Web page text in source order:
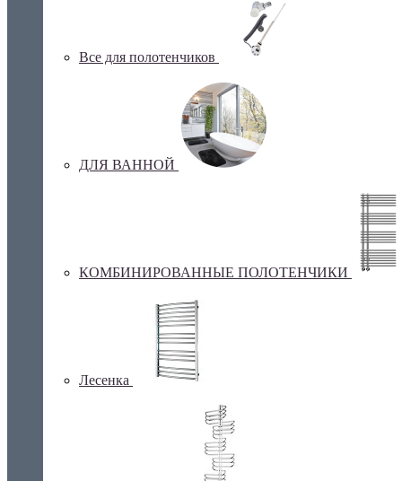
Все для полотенчиков
ДЛЯ ВАННОЙ
КОМБИНИРОВАННЫЕ ПОЛОТЕНЧИКИ
Лесенка